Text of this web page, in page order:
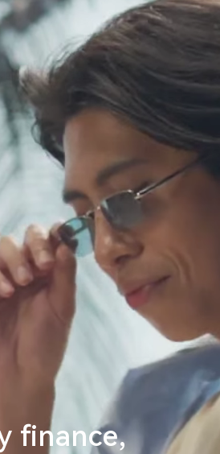
finance,